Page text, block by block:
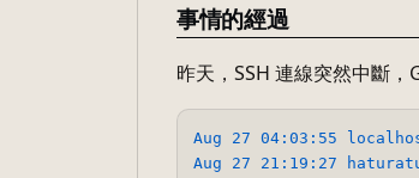
事情的經過
昨天，SSH 連線突然中斷
Aug 27 04:03:55
Aug 27 21:19:27